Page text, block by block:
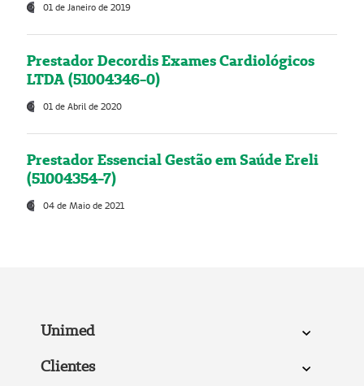
01 de Janeiro de 2019
Prestador Decordis Exames Cardiológicos
LTDA (51004346-0)
01 de Abril de 2020
Prestador Essencial Gestão em Saúde Ereli
(51004354-7)
04 de Maio de 2021
Unimed
Clientes